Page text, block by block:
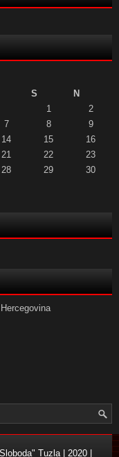
S
N
1
2
7 8
9
14 15
16
21 22
23
28 29
30
Tuzla | 2020 |